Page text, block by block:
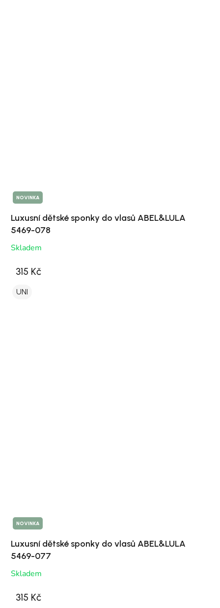
NOVINKA
Luxusní dětské sponky do vlasů ABEL&LULA
5469-078
Skladem
315 Kč
UNI
NOVINKA
Luxusní dětské sponky do vlasů ABEL&LULA
5469-077
Skladem
315 Kč